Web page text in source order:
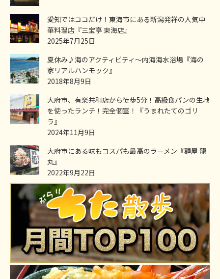
愛知ではココだけ！東海市にある新潟発祥の人気中
華料理店『三宝亭 東海店』
2025年7月25日
夏休み♪海のアクティビティ～内海海水浴場『海の
家リアルハンモック』
2018年8月9日
大府市、有楽共和店から徒歩5分！高級食パンの生地
を使ったランチ！完全個室！『うまれたてのゴリ
ラ』
2024年11月9日
大府市にある味もコスパも最高のラーメン『麵屋 龍
丸』
2022年9月22日